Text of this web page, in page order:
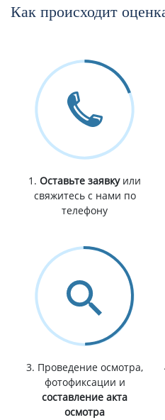
Как происходит
1. Оставьте заявкуили
свяжитесь с нами по
телефону
3. Проведение осмотра,
фотофиксации и
составление акта
осмотра